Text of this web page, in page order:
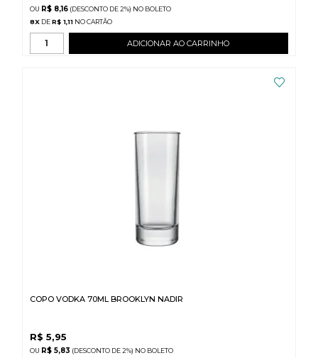
R$ 8,16 (DESCONTO DE 2%) NO BOLETO
8X DE R$ 1,11
ADICIONAR AO CARRINHO
COPO VODKA 70ML BROOKLYN NADIR
R$ 5,95
R$ 5,83 (DESCONTO DE 2%) NO BOLETO